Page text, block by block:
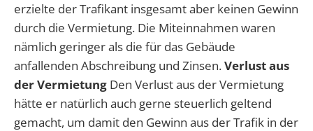
erzielte der Trafikant insgesamt aber keinen Gewinn
durch die Vermietung. Die Miteinnahmen waren
nämlich geringer als die für das Gebäude
anfallenden Abschreibung und Zinsen.Verlust aus
der Vermietung Den Verlust aus der Vermietung
hätte er natürlich auch gerne steuerlich geltend
gemacht, um damit den Gewinn aus der Trafik in der